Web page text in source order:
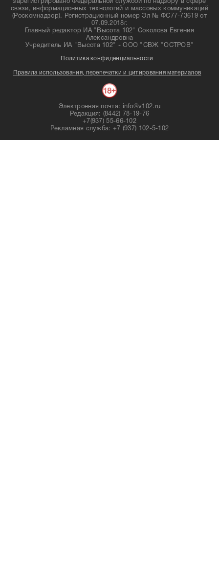
зарегистрировано Федеральной службой по надзору в сфере
связи, информационных технологий и массовых коммуникаций
(Роскомнадзор). Регистрационный номер Эл № ФС77-73619 от
07.09.2018г.
Главный редактор ИА "Высота 102" Соколова Евгения
Александровна
Учредитель ИА "Высота 102" - ООО "СВЖ "ОСТРОВ"
Политика конфиденциальности
Правила использования, перепечатки и цитирования материалов
Электронная почта: info@v102.ru
Редакция: (8442) 78-19-76
+7(937) 55-66-102
Рекламная служба: +7 (937) 102-5-102